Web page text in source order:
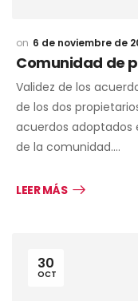
6 de noviembre de
Comunidad de
Validez de los
de los dos
acuerdos adoptados
de la comunidad.…
LEER MÁS
30
OCT